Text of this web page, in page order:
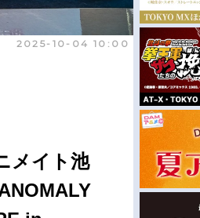
2025-10-04 10:00
メイト池